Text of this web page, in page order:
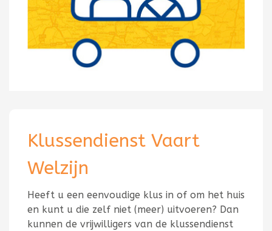
Klussendienst Vaart
Welzijn
Heeft u een eenvoudige klus in of om het huis
en kunt u die zelf niet (meer) uitvoeren? Dan
kunnen de vrijwilligers van de klussendienst